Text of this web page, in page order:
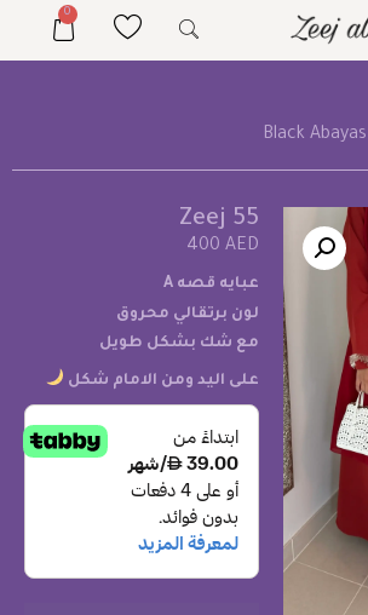
0
Black Abayas
Zeej 55
400 AED
عبايه قصه A
لون برتقالي محروق
مع شك بشكل طويل
على اليد ومن الامام شكل